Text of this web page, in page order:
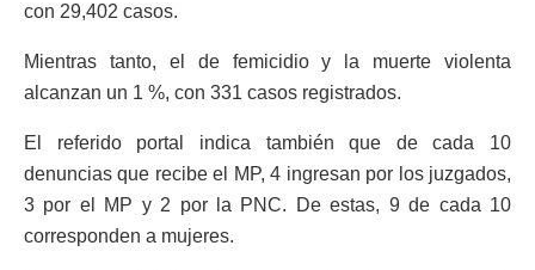
con 29,402 casos.
Mientras tanto, el de femicidio y la muerte violenta
alcanzan un 1 %, con 331 casos registrados.
El referido portal indica también que de cada 10
denuncias que recibe el MP, 4 ingresan por los juzgados,
3 por el MP y 2 por la PNC. De estas, 9 de cada 10
corresponden a mujeres.